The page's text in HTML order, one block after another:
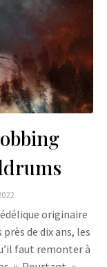
originaire
de dix ans, les
faut remonter à